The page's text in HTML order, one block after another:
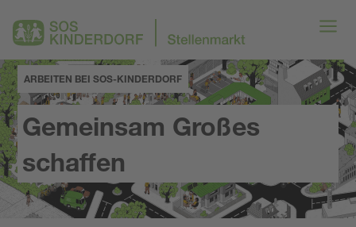
ARBEITEN BEI SOS-KINDERDORF
Gemeinsam Großes
schaffen